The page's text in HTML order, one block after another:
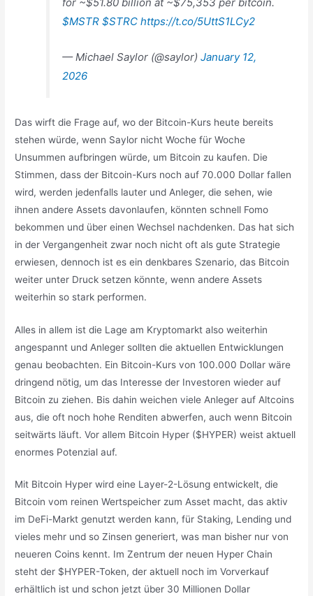
$MSTR $STRC https://t.co/5UttS1LCy2
— Michael Saylor (@saylor)January 12,
2026
Das wirft die Frage auf, wo der Bitcoin-Kurs heute bereits
stehen würde, wenn Saylor nicht Woche für Woche
Unsummen aufbringen würde, um Bitcoin zu kaufen. Die
Stimmen, dass der Bitcoin-Kurs noch auf 70.000 Dollar fallen
wird, werden jedenfalls lauter und Anleger, die sehen, wie
ihnen andere Assets davonlaufen, könnten schnell Fomo
bekommen und über einen Wechsel nachdenken. Das hat sich
in der Vergangenheit zwar noch nicht oft als gute Strategie
erwiesen, dennoch ist es ein denkbares Szenario, das Bitcoin
weiter unter Druck setzen könnte, wenn andere Assets
weiterhin so stark performen.
Alles in allem ist die Lage am Kryptomarkt also weiterhin
angespannt und Anleger sollten die aktuellen Entwicklungen
genau beobachten. Ein Bitcoin-Kurs von 100.000 Dollar wäre
dringend nötig, um das Interesse der Investoren wieder auf
Bitcoin zu ziehen. Bis dahin weichen viele Anleger auf Altcoins
aus, die oft noch hohe Renditen abwerfen, auch wenn Bitcoin
seitwärts läuft. Vor allem Bitcoin Hyper ($HYPER) weist aktuell
enormes Potenzial auf.
Mit Bitcoin Hyper wird eine Layer-2-Lösung entwickelt, die
Bitcoin vom reinen Wertspeicher zum Asset macht, das aktiv
im DeFi-Markt genutzt werden kann, für Staking, Lending und
vieles mehr und so Zinsen generiert, was man bisher nur von
neueren Coins kennt. Im Zentrum der neuen Hyper Chain
steht der $HYPER-Token, der aktuell noch im Vorverkauf
erhältlich ist und schon jetzt über 30 Millionen Dollar